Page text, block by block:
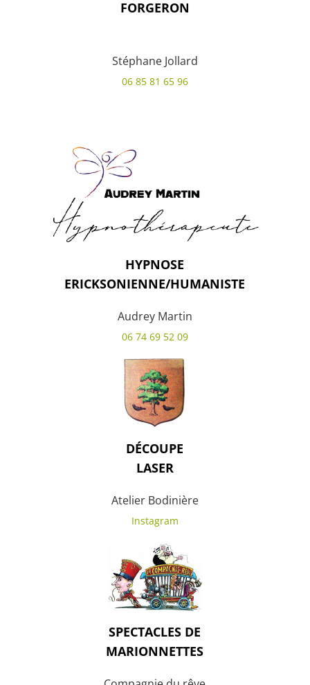
FORGERON
Stéphane Jollard
06 85 81 65 96
HYPNOSE
ERICKSONIENNE/HUMANISTE
Audrey Martin
06 74 69 52 09
DÉCOUPE
LASER
Atelier Bodinière
Instagram
SPECTACLES DE
MARIONNETTES